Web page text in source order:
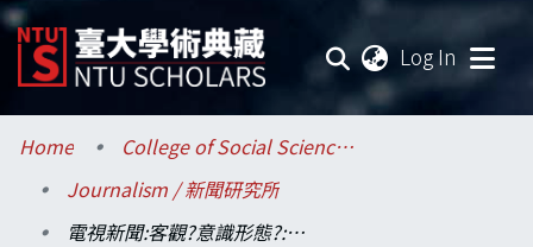
Log In
Communities & Collections
Research Outputs
Home
College of Social Sciences / 社會科學院
Journalism / 新聞研究所
電視新聞:客觀?意識形態?:以七十八年台北縣縣長選舉為例